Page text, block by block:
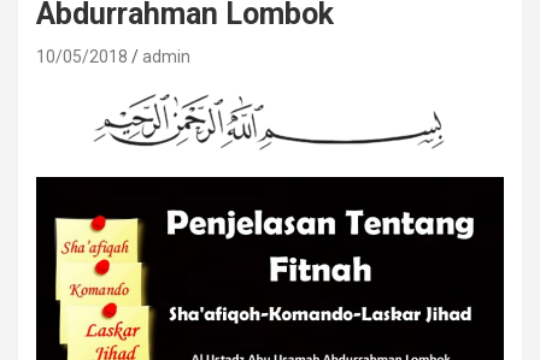
Abdurrahman Lombok
10/05/2018 admin